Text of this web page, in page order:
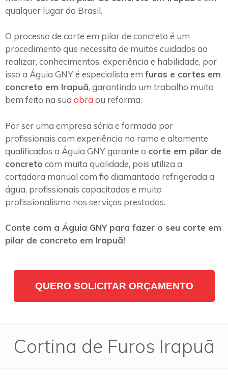
qualquer lugar do Brasil.
O processo de corte em pilar de concreto é um
procedimento que necessita de muitos cuidados ao
realizar, conhecimentos, experiência e habilidade, por
isso a Águia GNY é especialista em furos e cortes em
concreto em Irapuã, garantindo um trabalho muito
bem feito na sua obra ou reforma.
Por ser uma empresa séria e formada por
profissionais com experiência no ramo e altamente
qualificados a Águia GNY garante o corte em pilar de
concreto com muita qualidade, pois utiliza a
cortadora manual com fio diamantada refrigerada a
água, profissionais capacitados e muito
profissionalismo nos serviços prestados.
Conte com a Águia GNY para fazer o seu corte em
pilar de concreto em Irapuã!
QUERO SOLICITAR ORÇAMENTO
Cortina de Furos Irapuã